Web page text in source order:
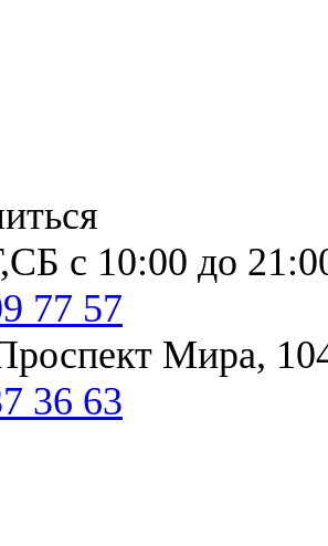
с 10:00 до
77 57
Мира,
36 63